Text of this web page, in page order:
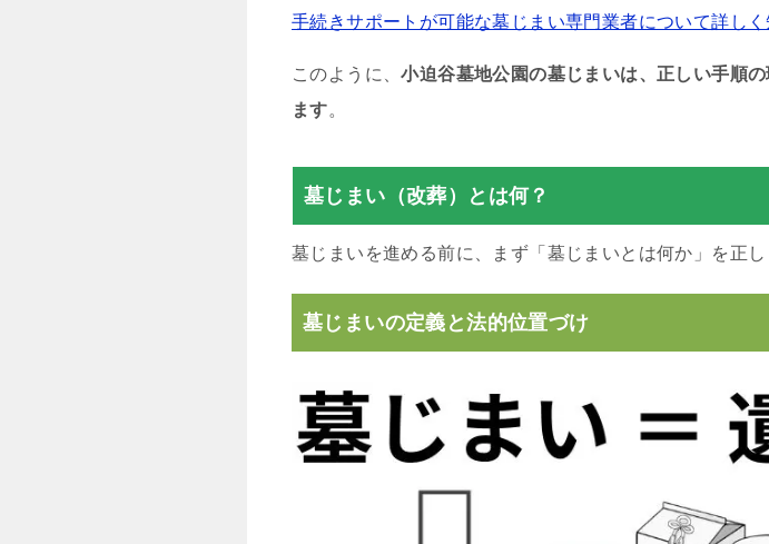
手続きサポートが可能な墓じまい専門業者について詳し
このように、小迫谷墓地公園の墓じまいは、正しい手順
ます。
墓じまい（改葬）とは何？
墓じまいを進める前に、まず「墓じまいとは何か」を正し
墓じまいの定義と法的位置づけ